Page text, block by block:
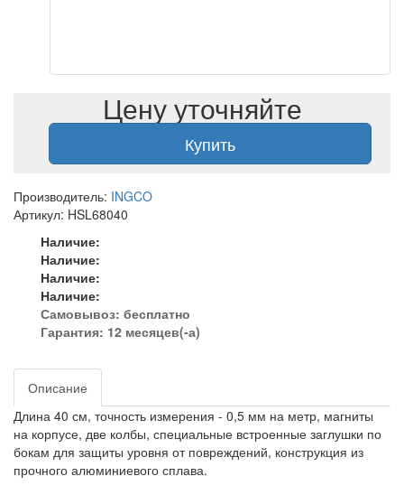
Цену уточняйте
Купить
Производитель: INGCO
Артикул: HSL68040
Наличие:
Наличие:
Наличие:
Наличие:
Самовывоз: бесплатно
Гарантия: 12 месяцев(-а)
Описание
Длина 40 см, точность измерения - 0,5 мм на метр, магниты
на корпусе, две колбы, специальные встроенные заглушки по
бокам для защиты уровня от повреждений, конструкция из
прочного алюминиевого сплава.